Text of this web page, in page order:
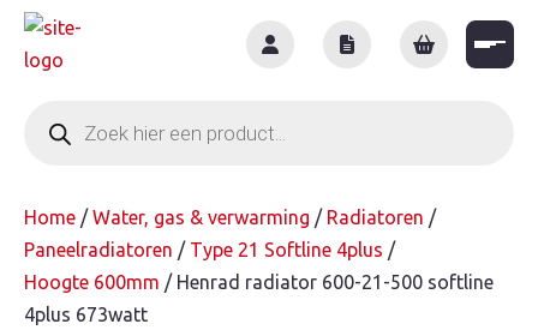
Skip
zoeken
Home /Water, gas & verwarming / Radiatoren /
Paneelradiatoren / Type 21 Softline 4plus /
Hoogte 600mm / Henrad radiator 600-21-500 softline
4plus 673watt